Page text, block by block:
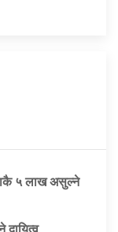
५ लाख असुल्ने
दायित्व